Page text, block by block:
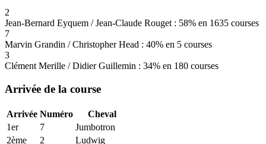
2
Jean-Bernard Eyquem / Jean-Claude Rouget : 58% en 1635 courses
7
Marvin Grandin / Christopher Head : 40% en 5 courses
3
Clément Merille / Didier Guillemin : 34% en 180 courses
Arrivée de la course
Arrivée Numéro
Cheval
1er
7
Jumbotron
2ème
2
Ludwig